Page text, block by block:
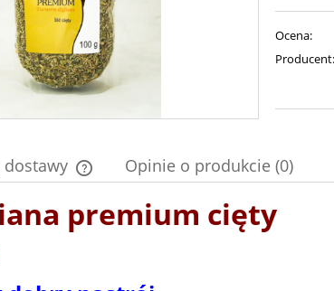
Ocena:
Producent:
dostawy
Cena nie zawiera ewentualnych kosztów
Opinie o produkcie (0)
premium cięty